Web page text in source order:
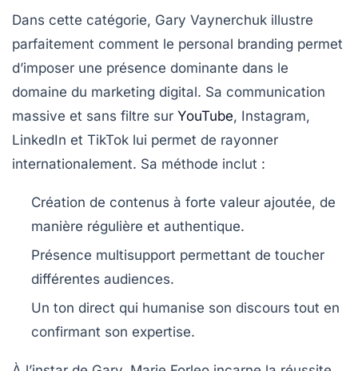
Dans cette catégorie, Gary Vaynerchuk illustre
parfaitement comment le personal branding permet
d’imposer une présence dominante dans le
domaine du marketing digital. Sa communication
massive et sans filtre sur YouTube, Instagram,
LinkedIn et TikTok lui permet de rayonner
internationalement. Sa méthode inclut :
Création de contenus à forte valeur ajoutée, de
manière régulière et authentique.
Présence multisupport permettant de toucher
différentes audiences.
Un ton direct qui humanise son discours tout en
confirmant son expertise.